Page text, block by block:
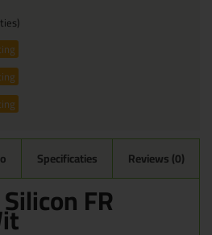
Specificaties Reviews (0)
FR